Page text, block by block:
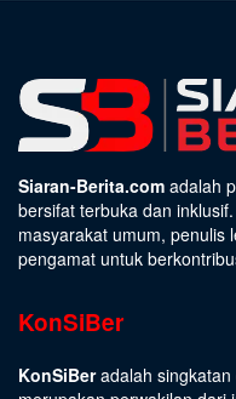
Siaran-Berita.com adalah
bersifat terbuka dan
masyarakat umum, penulis
pengamat untuk
KonSiBer
KonSiBeradalah singkatan